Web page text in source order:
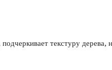
текстуру дерева,